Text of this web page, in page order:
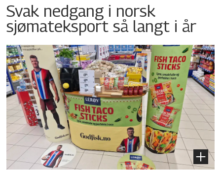
Svak nedgang i norsk
sjømateksport så langt i år